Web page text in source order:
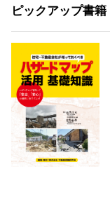
ピックアップ書籍